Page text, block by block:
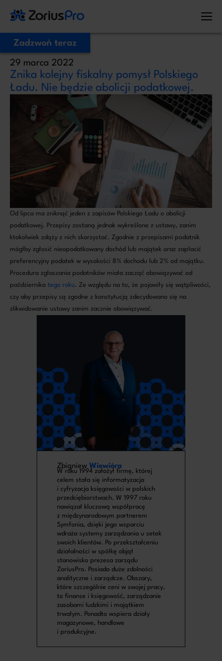
Zostaw Swój numer telefonu,
zadzwonimy niezwłocznie!
Proszę o kontakt
Administratorem Twoich danych osobowych jest ZoriusPro Sp. z o.o. Dane
podane w formularzu przetwarzamy w celu obsługi Twojej wiadomości i
kontaktu w związku z jej treścią. Podstawą przetwarzania jest art. 6 ust. 1 lit. b
RODO, gdy Twoje zapytanie dotyczy oferty lub zawarcia umowy, albo art. 6
ust. 1 lit. f RODO, gdy kontakt dotyczy innej sprawy. Więcej informacji o
zasadach przetwarzania danych znajdziesz w
Polityce prywatności.
Zadzwoń teraz
29 marca 2022
Znika kolejny fiskalny pomysł Polskiego
Ładu. Nie będzie abolicji podatkowej.
Od lipca ma zniknąć jeden z zapisów Polskiego Ładu o abolicji
podatkowej. Przepisy zostaną jednak wykreślone z ustawy, zanim
ktokolwiek zdąży z nich skorzystać. Zgodnie z przepisami podatnik
mógłby zgłosić nieopodatkowany dochód lub majątek oraz zapłacić
preferencyjny podatek w wysokości 8% dochodu lub 2% od majątku.
Procedura zgłaszania podatników miała zacząć obowiązywać od
października tego roku. Ze względu na to, że pojawiły się wątpliwości,
czy aby przepisy są zgodne z konstytucją zdecydowano się na
zlikwidowanie ustawy zanim zacznie obowiązywać.
Zbigniew Wiewióra
W roku 1994 założył firmę, której
celem stała się informatyzacja
i cyfryzacja księgowości w polskich
przedsiębiorstwach. W 1997 roku
nawiązał kluczową współpracę
z międzynarodowym partnerem
Symfonia, dzięki jego wsparciu
wdraża systemy zarządzania u setek
swoich klientów. Po przekształceniu
działalności w spółkę objął
stanowisko prezesa zarządu
ZoriusPro. Posiada duże zdolności
analityczne i zarządcze. Obszary,
które szczególnie ceni w swojej pracy,
to finanse i księgowość, zarządzanie
zasobami ludzkimi i majątkiem
trwałym. Ponadto wspiera działy
magazynowe, handlowe
i produkcyjne.